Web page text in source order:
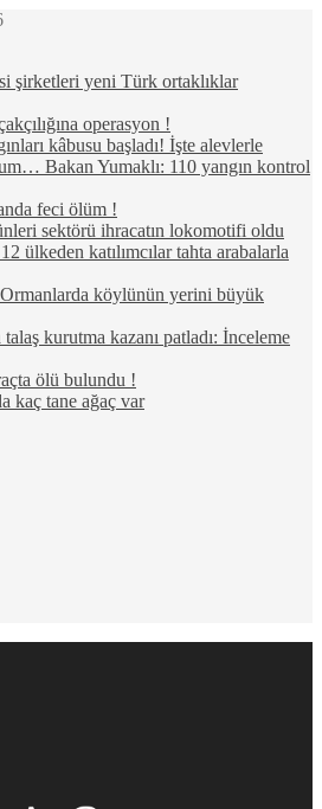
şirketleri yeni Türk ortaklıklar
operasyon !
kâbusu başladı! İşte alevlerle
Bakan Yumaklı: 110 yangın kontrol
feci ölüm !
sektörü ihracatın lokomotifi oldu
ülkeden katılımcılar tahta arabalarla
Ormanlarda köylünün yerini büyük
kurutma kazanı patladı: İnceleme
ölü bulundu !
kaç tane ağaç var